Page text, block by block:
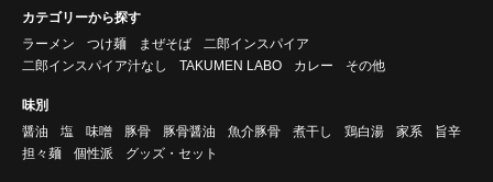
カテゴリーから探す
ラーメン
つけ麺 まぜそば
二郎インスパイア
二郎インスパイア汁なし
TAKUMEN LABO カレー その他
味別
醤油
塩 味噌 豚骨 豚骨醤油 魚介豚骨 煮干し 鶏白湯 家系
旨辛
担々麺
個性派 グッズ・セット